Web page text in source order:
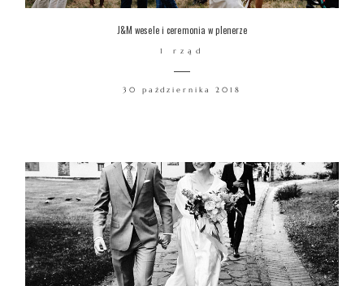
J&M wesele i ceremonia w plenerze
1 rząd
30 października 2018
O MNIE
KONTAKT